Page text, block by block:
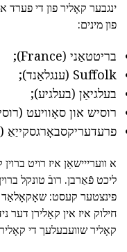
ינגבער קאָליר פון די פערד
פון מינים:
בריטטאַני (France);
Suffolk (ענגלאַנד);
בעלגיאַן (בעלגיע);
רוסיש און סאָוויעט
פרעדעריקסבאָרגסקייַאַ
א ווערייישאַן איז רויט
ליכט פֿאַרבן. רובֿ טונקל
פינצטער קעסט: שאָקאָלאַד
חילוק איז אין קאָלירן דער
קאָליר שוועבעלעך די קאָליר